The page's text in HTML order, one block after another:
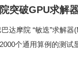
突破GPU求解
达摩院 “敏迭”求解
个通用算例的测